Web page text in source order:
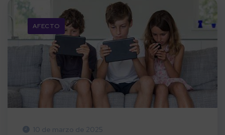
AFECTO
10 de marzo de 2025